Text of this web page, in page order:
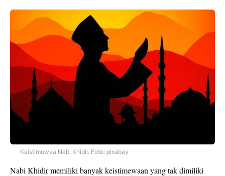
Keistimewaa Nabi Khidir. Foto: pixabay
Nabi Khidir memiliki banyak keistimewaan yang tak dimiliki